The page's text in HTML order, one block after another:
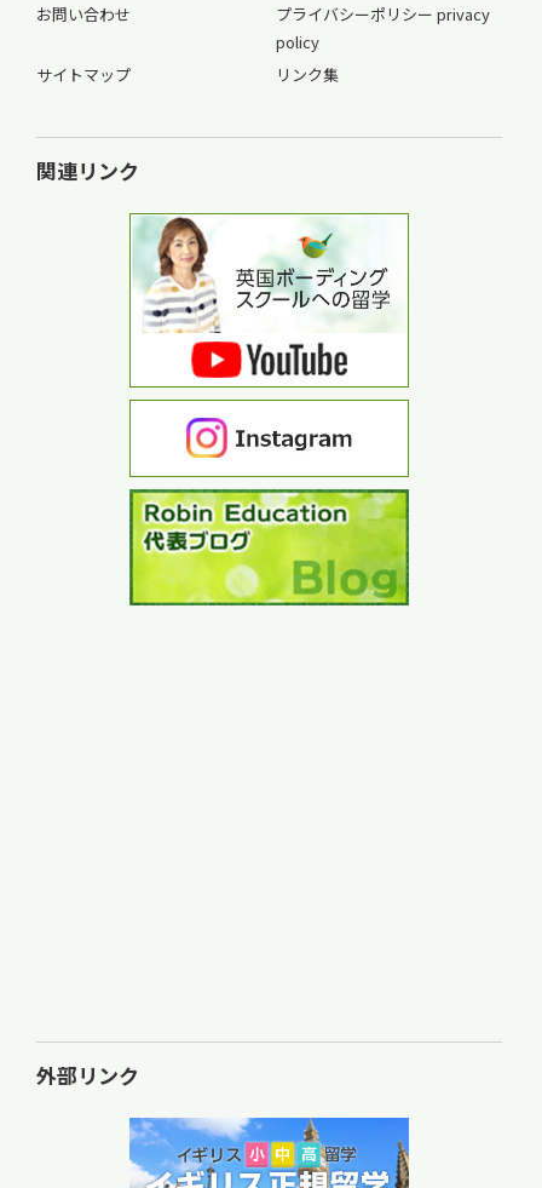
お問い合わせ
プライバシーポリシー privacy
policy
サイトマップ
リンク集
関連リンク
外部リンク